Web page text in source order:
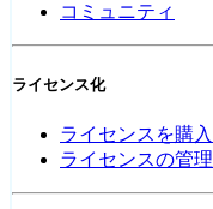
コミュニティ
ライセンス化
ライセンスを購入
ライセンスの管理